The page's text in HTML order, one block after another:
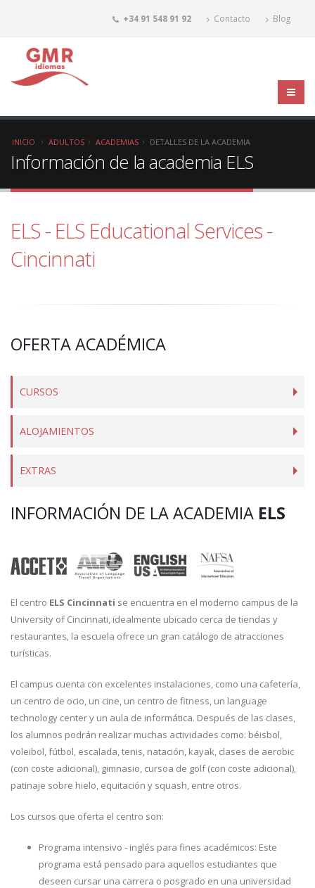
+34 91 548 91 92 Contacto Blog
INICIO ADULTOS ACADEMIAS DETALLES DE LA ACADEMIA
Información de la academia ELS
ELS - ELS Educational Services -
Cincinnati
OFERTA ACADÉMICA
CURSOS
ALOJAMIENTOS
EXTRAS
INFORMACIÓN DE LA ACADEMIA ELS
El centro ELS Cincinnati se encuentra en el moderno campus de la
University of Cincinnati, idealmente ubicado cerca de tiendas y
restaurantes, la escuela ofrece un gran catálogo de atracciones
turísticas.
El campus cuenta con excelentes instalaciones, como una cafetería,
un centro de ocio, un cine, un centro de fitness, un language
technology center y un aula de informática. Después de las clases,
los alumnos podrán realizar muchas actividades como: béisbol,
voleibol, fútbol, escalada, tenis, natación, kayak, clases de aerobic
(con coste adicional), gimnasio, cursoa de golf (con coste adicional),
patinaje sobre hielo, equitación y squash, entre otros.
Los cursos que oferta el centro son:
Programa intensivo - inglés para fines académicos: Este
programa está pensado para aquellos estudiantes que
deseen cursar una carrera o posgrado en una universidad